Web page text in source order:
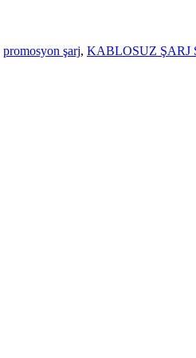
promosyon şarj, KABLOSUZ ŞARJ